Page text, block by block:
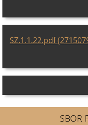
SZ.1.1.22.pdf
SBOR